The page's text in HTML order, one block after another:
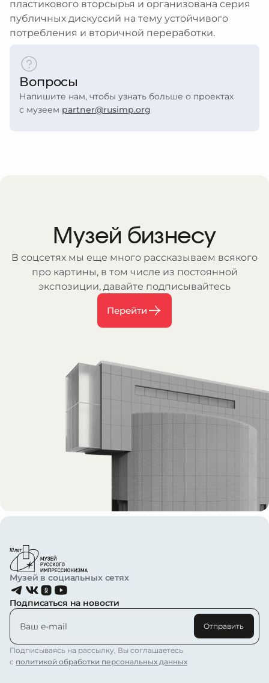
и слабовидящим
слабослышащим
ментальными особенностями
улей
поддержка
проекты
регионах
программы и подарки
в музее
изображений из коллекции
пластикового вторсырья и организована серия
публичных дискуссий на тему устойчивого
потребления и вторичной переработки.
Вопросы
Напишите нам, чтобы узнать больше о проектах
c музеем partner@rusimp.org
Музей бизнесу
В соцсетях мы еще много рассказываем всякого
про картины, в том числе из постоянной
экспозиции, давайте подписывайтесь
Перейти
Музей в социальных сетях
Подписаться на новости
Отправить
Подписываясь на рассылку, Вы соглашаетесь
с политикой обработки персональных данных